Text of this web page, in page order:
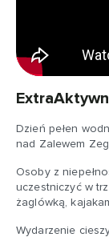
Dzień pełen
nad Zalewem
Osoby z
uczestniczyć w
żaglówką,
Wydarzenie